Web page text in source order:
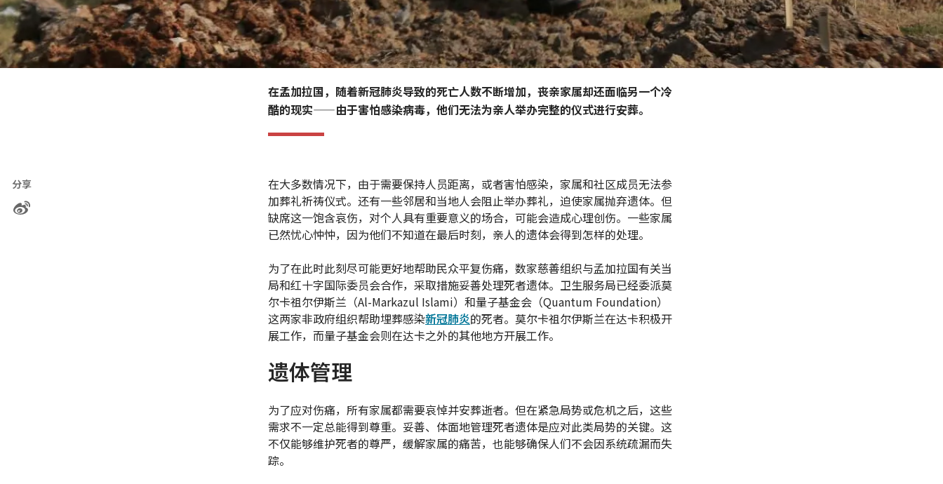
在孟加拉国，随着新冠肺炎导致的死亡人数不断增加，丧亲家属却还面临另一个冷
酷的现实——由于害怕感染病毒，他们无法为亲人举办完整的仪式进行安葬。
分享
在大多数情况下，由于需要保持人员距离，或者害怕感染，家属和社区成员无法参
加葬礼祈祷仪式。还有一些邻居和当地人会阻止举办葬礼，迫使家属抛弃遗体。但
缺席这一饱含哀伤，对个人具有重要意义的场合，可能会造成心理创伤。一些家属
已然忧心忡忡，因为他们不知道在最后时刻，亲人的遗体会得到怎样的处理。
为了在此时此刻尽可能更好地帮助民众平复伤痛，数家慈善组织与孟加拉国有关当
局和红十字国际委员会合作，采取措施妥善处理死者遗体。卫生服务局已经委派莫
尔卡祖尔伊斯兰（Al-Markazul Islami）和量子基金会（Quantum Foundation）
这两家非政府组织帮助埋葬感染新冠肺炎的死者。莫尔卡祖尔伊斯兰在达卡积极开
展工作，而量子基金会则在达卡之外的其他地方开展工作。
遗体管理
为了应对伤痛，所有家属都需要哀悼并安葬逝者。但在紧急局势或危机之后，这些
需求不一定总能得到尊重。妥善、体面地管理死者遗体是应对此类局势的关键。这
不仅能够维护死者的尊严，缓解家属的痛苦，也能够确保人们不会因系统疏漏而失
踪。